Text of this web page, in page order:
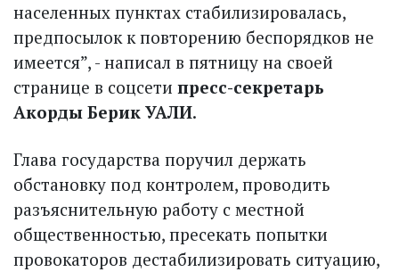
населенных пунктах стабилизировалась,
предпосылок к повторению беспорядков не
имеется”, - написал в пятницу на своей
странице в соцсети пресс-секретарь
Акорды Берик УАЛИ.
Глава государства поручил держать
обстановку под контролем, проводить
разъяснительную работу с местной
общественностью, пресекать попытки
провокаторов дестабилизировать ситуацию,